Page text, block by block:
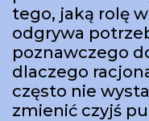
tego, jaką rolę
odgrywa
poznawczego
dlaczego
często nie
zmienić czyjś